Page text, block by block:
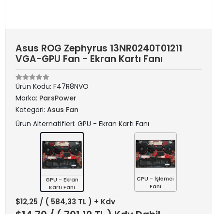
Asus ROG Zephyrus 13NR0240T01211
VGA-GPU Fan - Ekran Kartı Fanı
Ürün Kodu: F47R8NVO
Marka: ParsPower
Kategori: Asus Fan
Ürün Alternatifleri: GPU - Ekran Kartı Fanı
GPU - Ekran
Kartı Fanı
CPU - İşlemci
Fanı
$12,25 / ( 584,33 TL ) + Kdv